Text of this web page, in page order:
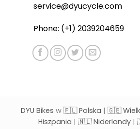
service@dyucycle.com
Phone: (+1) 2039204659
DYU Bikes w 🇵🇱 Polska | 🇬🇧
Hiszpania | 🇳🇱 Niderlandy |